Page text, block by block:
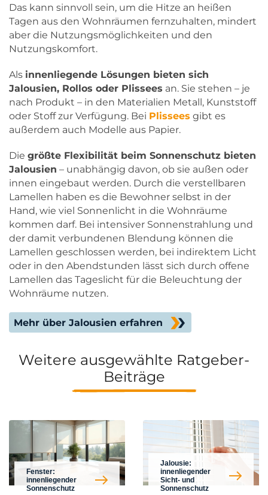
Das kann sinnvoll sein, um die Hitze an heißen
Tagen aus den Wohnräumen fernzuhalten, mindert
aber die Nutzungsmöglichkeiten und den
Nutzungskomfort.
Als innenliegende Lösungen bieten sich
Jalousien, Rollos oder Plissees an. Sie stehen – je
nach Produkt – in den Materialien Metall, Kunststoff
oder Stoff zur Verfügung. Bei Plissees gibt es
außerdem auch Modelle aus Papier.
Die größte Flexibilität beim Sonnenschutz bieten
Jalousien – unabhängig davon, ob sie außen oder
innen eingebaut werden. Durch die verstellbaren
Lamellen haben es die Bewohner selbst in der
Hand, wie viel Sonnenlicht in die Wohnräume
kommen darf. Bei intensiver Sonnenstrahlung und
der damit verbundenen Blendung können die
Lamellen geschlossen werden, bei indirektem Licht
oder in den Abendstunden lässt sich durch offene
Lamellen das Tageslicht für die Beleuchtung der
Wohnräume nutzen.
Mehr über Jalousien erfahren
Weitere ausgewählte Ratgeber-
Beiträge
Fenster:
innenliegender
Sonnenschutz
Jalousie:
innenliegender
Sicht- und
Sonnenschutz